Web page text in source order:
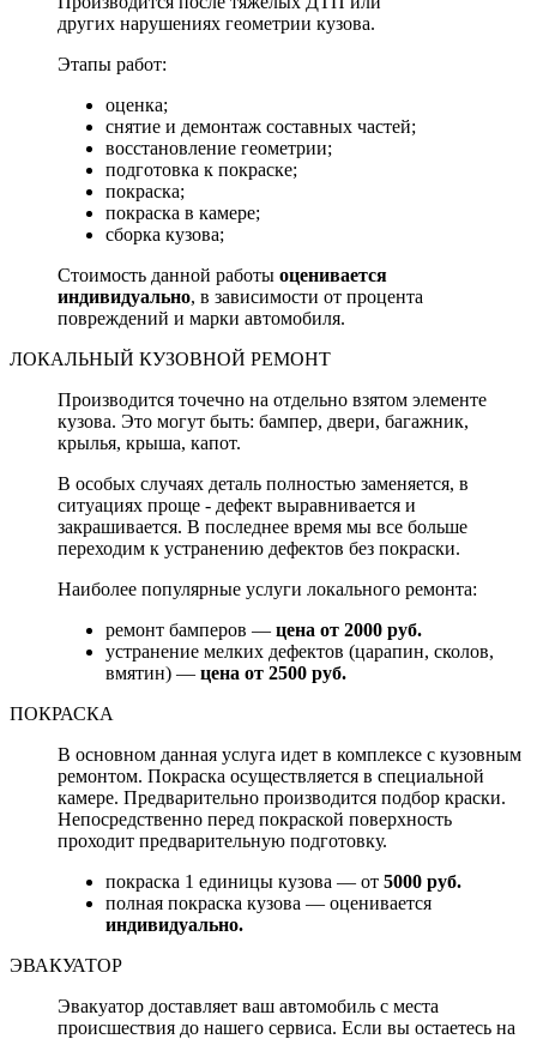
других нарушениях геометрии кузова.
Этапы работ:
оценка;
снятие и демонтаж составных частей;
восстановление геометрии;
подготовка к покраске;
покраска;
покраска в камере;
сборка кузова;
Стоимость данной работы оценивается
индивидуально, в зависимости от процента
повреждений и марки автомобиля.
ЛОКАЛЬНЫЙ КУЗОВНОЙ РЕМОНТ
Производится точечно на отдельно взятом элементе
кузова. Это могут быть: бампер, двери, багажник,
крылья, крыша, капот.
В особых случаях деталь полностью заменяется, в
ситуациях проще - дефект выравнивается и
закрашивается. В последнее время мы все больше
переходим к устранению дефектов без покраски.
Наиболее популярные услуги локального ремонта:
ремонт бамперов — цена от 2000 руб.
устранение мелких дефектов (царапин, сколов,
вмятин) — цена от 2500 руб.
ПОКРАСКА
В основном данная услуга идет в комплексе с кузовным
ремонтом. Покраска осуществляется в специальной
камере. Предварительно производится подбор краски.
Непосредственно перед покраской поверхность
проходит предварительную подготовку.
покраска 1 единицы кузова — от 5000 руб.
полная покраска кузова — оценивается
индивидуально.
ЭВАКУАТОР
Эвакуатор доставляет ваш автомобиль с места
происшествия до нашего сервиса. Если вы остаетесь на